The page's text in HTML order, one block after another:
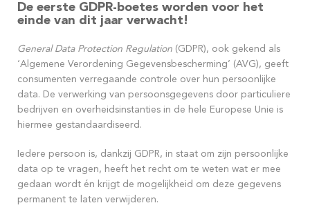
De eerste GDPR-boetes worden voor het
einde van dit jaar verwacht!
General Data Protection Regulation (GDPR), ook gekend als
‘Algemene Verordening Gegevensbescherming’ (AVG), geeft
consumenten verregaande controle over hun persoonlijke
data. De verwerking van persoonsgegevens door particuliere
bedrijven en overheidsinstanties in de hele Europese Unie is
hiermee gestandaardiseerd.
Iedere persoon is, dankzij GDPR, in staat om zijn persoonlijke
data op te vragen, heeft het recht om te weten wat er mee
gedaan wordt én krijgt de mogelijkheid om deze gegevens
permanent te laten verwijderen.